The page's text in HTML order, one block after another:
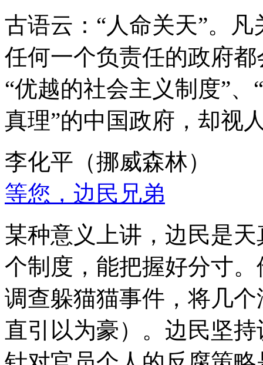
古语云：“人命关天”。
任何一个负责任的政府
“优越的社会主义制度”
真理”的中国政府，却视
李化平（挪威森林）
等您，边民兄弟
某种意义上讲，边民是
个制度，能把握好分寸
调查躲猫猫事件，将几
直引以为豪）。边民坚